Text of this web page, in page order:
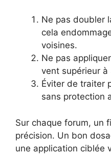
Ne pas doubler
cela
voisines.
Ne pas
vent supérieur à
Éviter de traiter
sans protection
Sur chaque forum, un
précision. Un bon
une application ciblée